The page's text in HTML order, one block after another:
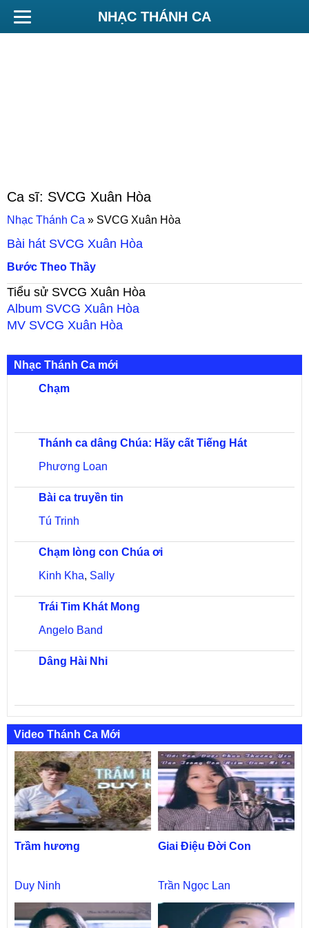
NHẠC THÁNH CA
Ca sĩ: SVCG Xuân Hòa
Nhạc Thánh Ca » SVCG Xuân Hòa
Bài hát SVCG Xuân Hòa
Bước Theo Thầy
Tiểu sử SVCG Xuân Hòa
Album SVCG Xuân Hòa
MV SVCG Xuân Hòa
Nhạc Thánh Ca mới
Chạm
Thánh ca dâng Chúa: Hãy cất Tiếng Hát
Phương Loan
Bài ca truyền tin
Tú Trinh
Chạm lòng con Chúa ơi
Kinh Kha, Sally
Trái Tim Khát Mong
Angelo Band
Dâng Hài Nhi
Video Thánh Ca Mới
Trầm hương
Duy Ninh
Giai Điệu Đời Con
Trần Ngọc Lan